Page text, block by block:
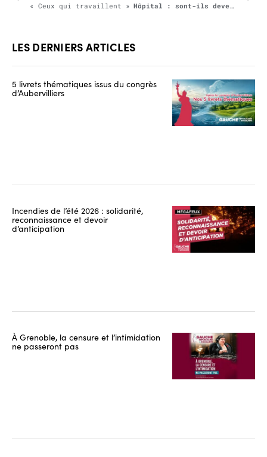
« Ceux qui travaillent » Hôpital : sont-ils devenus fous !
LES DERNIERS ARTICLES
5 livrets thématiques issus du congrès
d’Aubervilliers
Incendies de l’été 2026 : solidarité,
reconnaissance et devoir
d’anticipation
À Grenoble, la censure et l’intimidation
ne passeront pas